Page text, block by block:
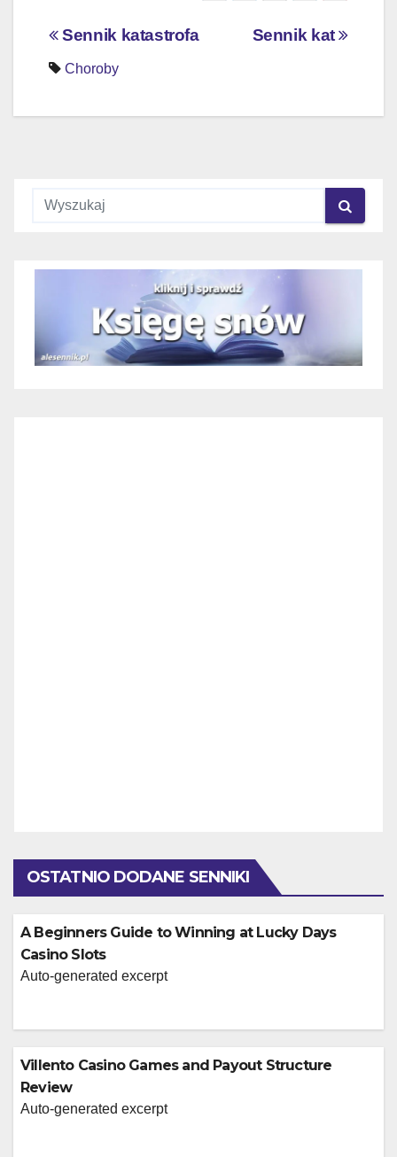
Nawigacja
wpisu
Sennik kat
Sennik katastrofa
Choroby
OSTATNIO DODANE SENNIKI
A Beginners Guide to Winning at Lucky Days
Casino Slots
Auto-generated excerpt
Villento Casino Games and Payout Structure
Review
Auto-generated excerpt